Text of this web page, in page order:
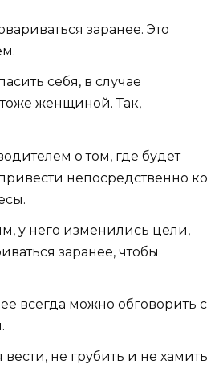
заранее. Это
себя, в случае
женщиной. Так,
о том, где будет
непосредственно ко
у него изменились цели,
заранее, чтобы
всегда можно обговорить с
вести, не грубить и не хамить